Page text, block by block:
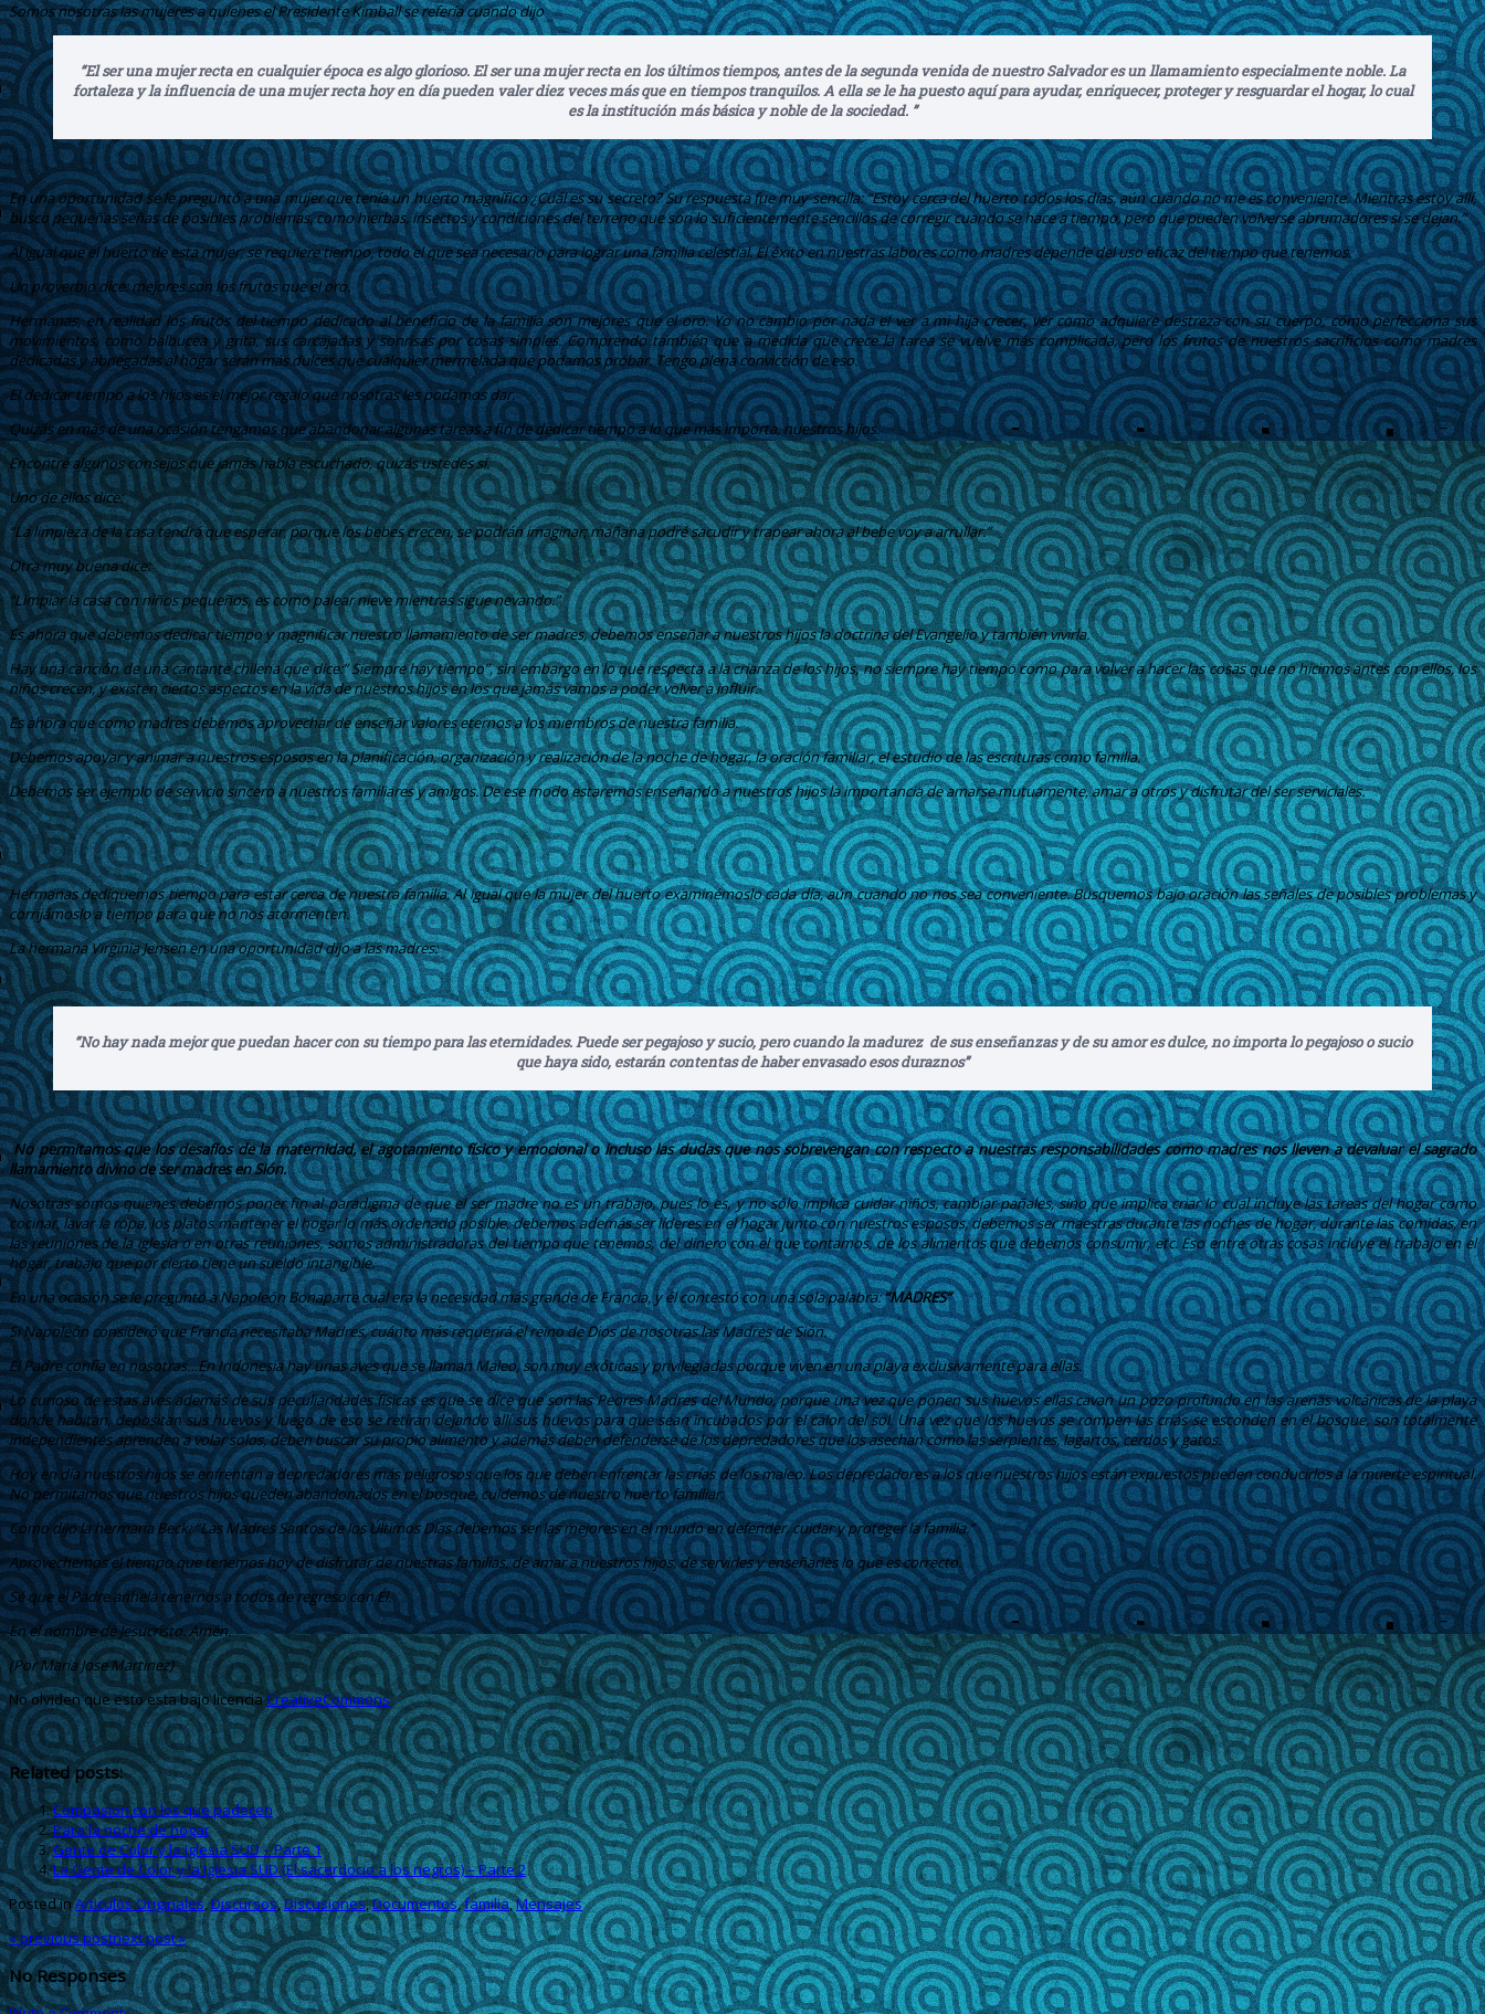
Somos nosotras las mujeres a quienes el Presidente Kimball se refería cuando dijo
“El ser una mujer recta en cualquier época es algo glorioso. El ser una mujer recta en los últimos tiempos, antes de la segunda venida de nuestro Salvador es un llamamiento especialmente noble. La
fortaleza y la influencia de una mujer recta hoy en día pueden valer diez veces más que en tiempos tranquilos. A ella se le ha puesto aquí para ayudar, enriquecer, proteger y resguardar el hogar, lo cual
es la institución más básica y noble de la sociedad. ”
En una oportunidad se le preguntó a una mujer que tenía un huerto magnífico ¿Cuál es su secreto? Su respuesta fue muy sencilla: “Estoy cerca del huerto todos los días, aún cuando no me es conveniente. Mientras estoy allí,
busco pequeñas señas de posibles problemas, como hierbas, insectos y condiciones del terreno que son lo suficientemente sencillos de corregir cuando se hace a tiempo, pero que pueden volverse abrumadores si se dejan.”
Al igual que el huerto de esta mujer, se requiere tiempo, todo el que sea necesario para lograr una familia celestial. El éxito en nuestras labores como madres depende del uso eficaz del tiempo que tenemos.
Un proverbio dice: mejores son los frutos que el oro.
Hermanas, en realidad los frutos del tiempo dedicado al beneficio de la familia son mejores que el oro. Yo no cambio por nada el ver a mi hija crecer, ver como adquiere destreza con su cuerpo, cómo perfecciona sus
movimientos, como balbucea y grita, sus carcajadas y sonrisas por cosas simples. Comprendo también que a medida que crece la tarea se vuelve más complicada, pero los frutos de nuestros sacrificios como madres
dedicadas y abnegadas al hogar serán más dulces que cualquier mermelada que podamos probar. Tengo plena convicción de eso.
El dedicar tiempo a los hijos es el mejor regalo que nosotras les podamos dar.
Quizás en más de una ocasión tengamos que abandonar algunas tareas a fin de dedicar tiempo a lo que más importa, nuestros hijos.
Encontré algunos consejos que jamás había escuchado, quizás ustedes sí.
Uno de ellos dice:
“La limpieza de la casa tendrá que esperar, porque los bebes crecen, se podrán imaginar; mañana podré sacudir y trapear ahora al bebe voy a arrullar.”
Otra muy buena dice:
“Limpiar la casa con niños pequeños, es como palear nieve mientras sigue nevando.”
Es ahora que debemos dedicar tiempo y magnificar nuestro llamamiento de ser madres, debemos enseñar a nuestros hijos la doctrina del Evangelio y también vivirla.
Hay una canción de una cantante chilena que dice:” Siempre hay tiempo”, sin embargo en lo que respecta a la crianza de los hijos, no siempre hay tiempo como para volver a hacer las cosas que no hicimos antes con ellos, los
niños crecen, y existen ciertos aspectos en la vida de nuestros hijos en los que jamás vamos a poder volver a influir.
Es ahora que como madres debemos aprovechar de enseñar valores eternos a los miembros de nuestra familia.
Debemos apoyar y animar a nuestros esposos en la planificación, organización y realización de la noche de hogar, la oración familiar, el estudio de las escrituras como familia.
Debemos ser ejemplo de servicio sincero a nuestros familiares y amigos. De ese modo estaremos enseñando a nuestros hijos la importancia de amarse mutuamente, amar a otros y disfrutar del ser serviciales.
Hermanas dediquemos tiempo para estar cerca de nuestra familia. Al igual que la mujer del huerto examinémoslo cada día, aún cuando no nos sea conveniente. Busquemos bajo oración las señales de posibles problemas y
corrijámoslo a tiempo para que no nos atormenten.
La hermana Virginia Jensen en una oportunidad dijo a las madres:
“No hay nada mejor que puedan hacer con su tiempo para las eternidades. Puede ser pegajoso y sucio, pero cuando la madurez de sus enseñanzas y de su amor es dulce, no importa lo pegajoso o sucio
que haya sido, estarán contentas de haber envasado esos duraznos”
No permitamos que los desafíos de la maternidad, el agotamiento físico y emocional o incluso las dudas que nos sobrevengan con respecto a nuestras responsabilidades como madres nos lleven a devaluar el sagrado
llamamiento divino de ser madres en Sión.
Nosotras somos quienes debemos poner fin al paradigma de que el ser madre no es un trabajo, pues lo es, y no sólo implica cuidar niños, cambiar pañales, sino que implica criar lo cual incluye las tareas del hogar como
cocinar, lavar la ropa, los platos mantener el hogar lo más ordenado posible, debemos además ser líderes en el hogar junto con nuestros esposos, debemos ser maestras durante las noches de hogar, durante las comidas, en
las reuniones de la iglesia o en otras reuniones, somos administradoras del tiempo que tenemos, del dinero con el que contamos, de los alimentos que debemos consumir, etc. Eso entre otras cosas incluye el trabajo en el
hogar, trabajo que por cierto tiene un sueldo intangible.
En una ocasión se le preguntó a Napoleón Bonaparte cuál era la necesidad más grande de Francia, y él contestó con una sola palabra:“MADRES”
Si Napoleón consideró que Francia necesitaba Madres, cuánto más requerirá el reino de Dios de nosotras las Madres de Sión.
El Padre confía en nosotras…En Indonesia hay unas aves que se llaman Maleo, son muy exóticas y privilegiadas porque viven en una playa exclusivamente para ellas.
Lo curioso de estas aves además de sus peculiaridades físicas es que se dice que son las Peores Madres del Mundo, porque una vez que ponen sus huevos ellas cavan un pozo profundo en las arenas volcánicas de la playa
donde habitan, depositan sus huevos y luego de eso se retiran dejando allí sus huevos para que sean incubados por el calor del sol. Una vez que los huevos se rompen las crías se esconden en el bosque, son totalmente
independientes aprenden a volar solos, deben buscar su propio alimento y además deben defenderse de los depredadores que los asechan como las serpientes, lagartos, cerdos y gatos.
Hoy en día nuestros hijos se enfrentan a depredadores más peligrosos que los que deben enfrentar las crías de los maleo. Los depredadores a los que nuestros hijos están expuestos pueden conducirlos a la muerte espiritual.
No permitamos que nuestros hijos queden abandonados en el bosque, cuidemos de nuestro huerto familiar.
Como dijo la hermana Beck: “Las Madres Santos de los Últimos Días debemos ser las mejores en el mundo en defender, cuidar y proteger la familia.”
Aprovechemos el tiempo que tenemos hoy de disfrutar de nuestras familias, de amar a nuestros hijos, de servirles y enseñarles lo que es correcto.
Sé que el Padre anhela tenernos a todos de regreso con Él.
En el nombre de Jesucristo. Amén.
(Por Maria Jose Martinez)
No olviden que esto esta bajo licenciaCreativeCommons
Related posts:
Compasion con los que padecen
Para la noche de hogar
Gente de Color y la Iglesia SUD – Parte 1
La Gente de Color y la Iglesia SUD (El sacerdocio a los negros) – Parte 2
Posted inArticulos Originales,Discursos,Discusiones,Documentos,familia,Mensajes
«previous postnext post»
No Responses